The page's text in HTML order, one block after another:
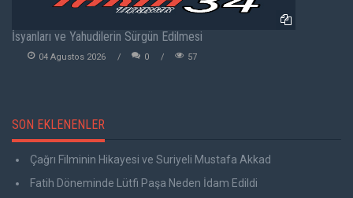
İsyanları ve Yahudilerin Sürgün Edilmesi
04 Agustos 2026 0 57
SON EKLENENLER
Çağrı Filminin Hikayesi ve Suriyeli Mustafa Akkad
Fatih Döneminde Lütfi Paşa Neden İdam Edildi